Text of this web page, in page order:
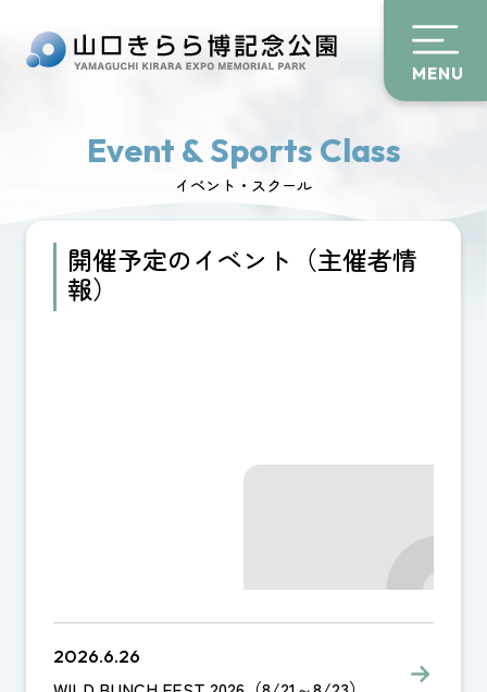
MENU
Event & Sports Class
イベント・スクール
開催予定のイベント（主催者情
報）
2026.6.26